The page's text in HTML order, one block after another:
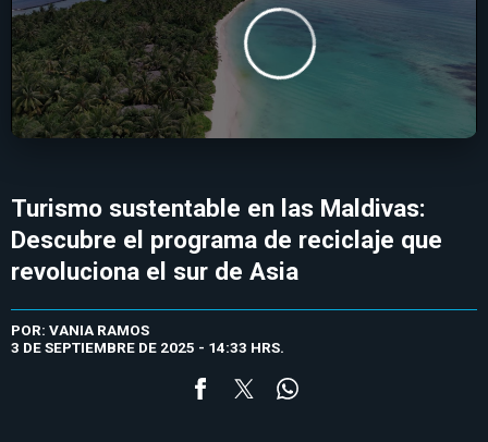
Turismo sustentable en las Maldivas:
Descubre el programa de reciclaje que
revoluciona el sur de Asia
POR: VANIA RAMOS
3 DE SEPTIEMBRE DE 2025 - 14:33 HRS.